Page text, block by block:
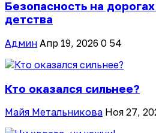
Безопасность на
детства
Админ Апр 19, 2026 0 54
Кто оказался сильнее?
Майя Метальникова Ноя 27,